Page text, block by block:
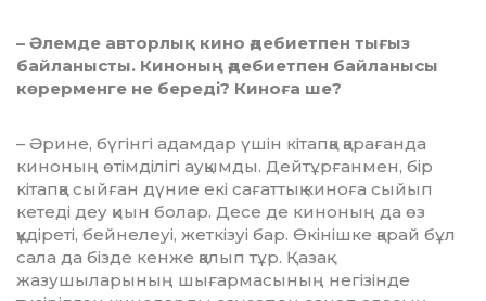
– Әлемде авторлық кино әде­биет­пен тығыз
байланысты. Кино­ның әдебиетпен байланысы
көрер­мен­ге не береді? Киноға ше?
– Әрине, бүгінгі адамдар үшін кітапқа қарағанда
киноның өтім­ді­лігі ауқымды. Дейтұрғанмен, бір
кітапқа сыйған дүние екі сағаттық ки­ноға сыйып
кетеді деу қиын бо­лар. Десе де киноның да өз
құдіреті, бей­нелеуі, жеткізуі бар. Өкінішке қа­рай бұл
сала да бізде кенже қалып тұр. Қазақ
жазушыларының шы­ғар­масының негізінде